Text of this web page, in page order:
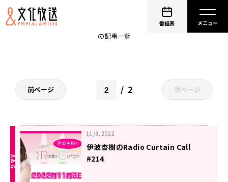
番組表
の記事一覧
前ページ 2 次ページ
11/3, 2022
伊波杏樹のRadio Curtain Call
#214